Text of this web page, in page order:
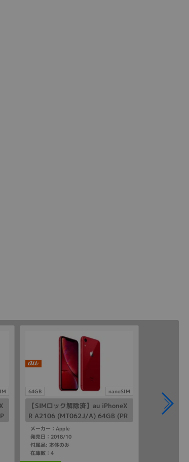
64GB nanoSIM
【SIMロック解除済】au iPhoneX
R A2106 (MT062J/A) 64GB (PR
ODUCT)RED
メーカー：Apple
発売日：2018/10
付属品: 本体のみ
在庫数：4